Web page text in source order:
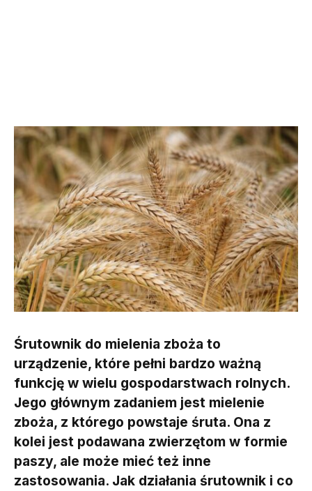
Śrutownik do mielenia zboża to
urządzenie, które pełni bardzo ważną
funkcję w wielu gospodarstwach rolnych.
Jego głównym zadaniem jest mielenie
zboża, z którego powstaje śruta. Ona z
kolei jest podawana zwierzętom w formie
paszy, ale może mieć też inne
zastosowania. Jak działania śrutownik i co